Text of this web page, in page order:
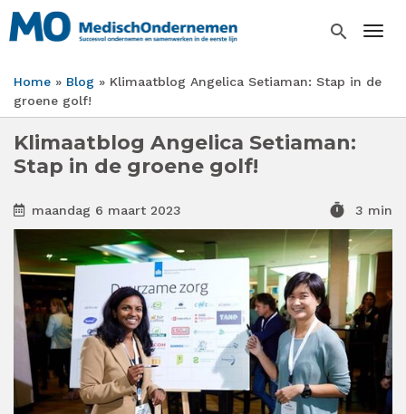
Overslaan
en
inhoud
gaan
search
Kruimelpad
Home Blog
Klimaatblog Angelica Setiaman: Stap in de
groene golf!
Klimaatblog Angelica Setiaman:
Stap in de groene golf!
maandag 6 maart 2023 timer 3 min